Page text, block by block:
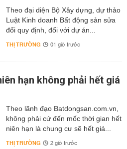
Theo đại diện Bộ Xây dựng, dự thảo
Luật Kinh doanh Bất động sản sửa
đổi quy định, đối với dự án...
THỊ TRƯỜNG 01 giờ trước
hạn không phải hết giá
Theo lãnh đạo Batdongsan.com.vn,
không phải cứ đến mốc thời gian hết
niên hạn là chung cư sẽ hết giá...
THỊ TRƯỜNG 2 giờ trước